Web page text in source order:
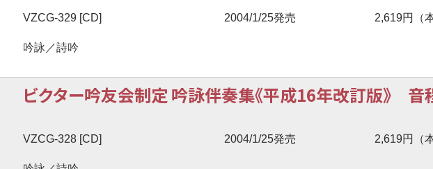
VZCG-329 [CD] 2004/1/25発売 2,619円（
吟詠／詩吟
ビクター吟友会制定 吟詠伴奏集《平成16年改訂版》 音
VZCG-328 [CD] 2004/1/25発売 2,619円（